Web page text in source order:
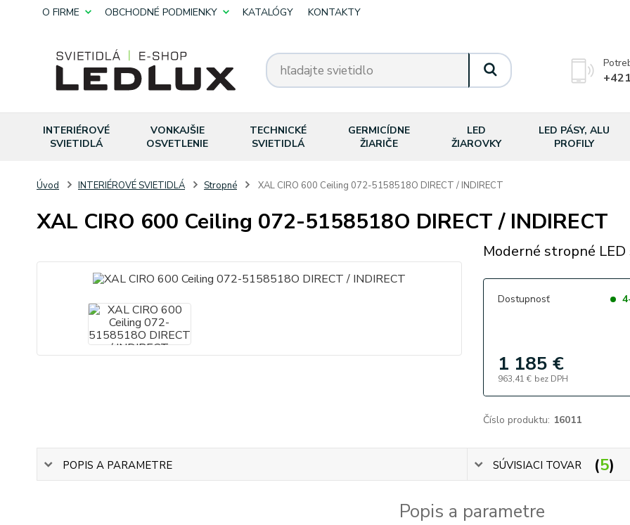
O FIRME OBCHODNÉ PODMIENKY KATALÓGY KONTAKTY
INTERIÉROVÉ
SVIETIDLÁ
VONKAJŠIE
OSVETLENIE
TECHNICKÉ
SVIETIDLÁ
GERMICÍDNE
ŽIARIČE
LED
ŽIAROVKY
LED PÁSY, ALU
PROFILY
Úvod INTERIÉROVÉ SVIETIDLÁ Stropné XAL CIRO 600 Ceiling 072-5158518O DIRECT / INDIRECT
XAL CIRO 600 Ceiling 072-5158518O DIRECT / INDIRECT
Moderné stropné
Dostupnosť
1 185 €
963,41 € bez DPH
Číslo produktu: 16011
POPIS A PARAMETRE SÚVISIACI TOVAR 5
Popis a parametre